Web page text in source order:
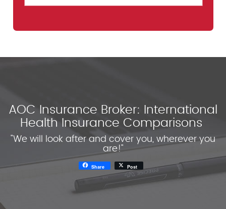
AOC Insurance Broker: International
Health Insurance Comparisons
"We will look after and cover you, wherever you
are!"
Share Post